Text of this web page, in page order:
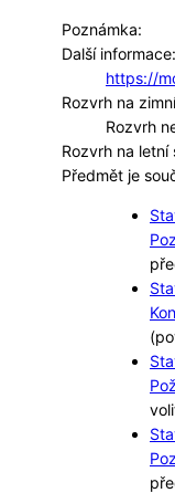
Poznámka:
Další informace:
https://
Rozvrh na
Rozvrh
Rozvrh na
Předmět je